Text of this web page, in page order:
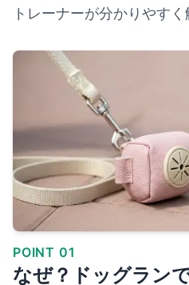
トレーナーが分かりやすく
POINT 01
なぜ？ドッグラン